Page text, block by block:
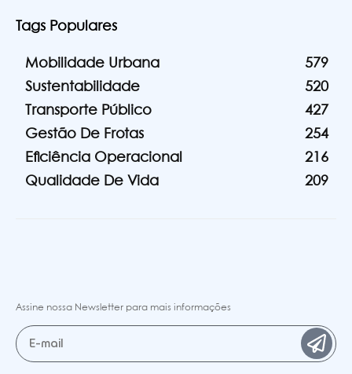
Tags Populares
Mobilidade Urbana
579
Sustentabilidade
520
Transporte Público
427
Gestão De Frotas
254
Eficiência Operacional
216
Qualidade De Vida
209
Assine nossa Newsletter para mais informações